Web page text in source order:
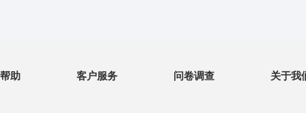
帮助 客户服务 问卷调查 关于我